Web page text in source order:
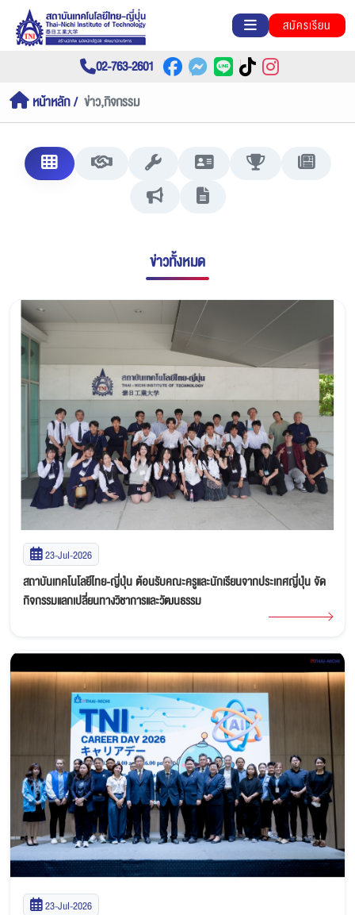
สมัครเรียน
02-763-2601
หน้าหลัก ข่าว,กิจกรรม
ข่าวทั้งหมด
23-Jul-2026
สถาบันเทคโนโลยีไทย-ญี่ปุ่น ต้อนรับคณะครูและนักเรียนจากประเทศญี่ปุ่น จัด
กิจกรรมแลกเปลี่ยนทางวิชาการและวัฒนธรรม
23-Jul-2026